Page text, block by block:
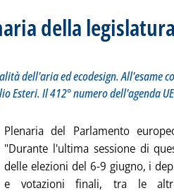
della
Discussione e voto anche su qualità
lunedì 22 aprile 2024 alle 11.26.
dell'aria ed ecodesign. All'esame
Esteri. Il 412° numero dell'agenda
Plenaria del Parlamento
"Durante l'ultima sessione di
delle elezioni del 6-9 giugno, i
e votazioni finali, tra le